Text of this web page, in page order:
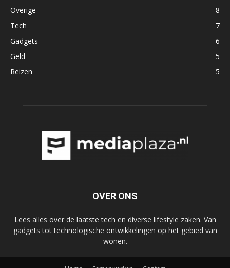
Overige
8
Tech
7
Gadgets
6
Geld
5
Reizen
5
OVER ONS
Lees alles over de laatste tech en diverse lifestyle zaken. Van
gadgets tot technologische ontwikkelingen op het gebied van
wonen.